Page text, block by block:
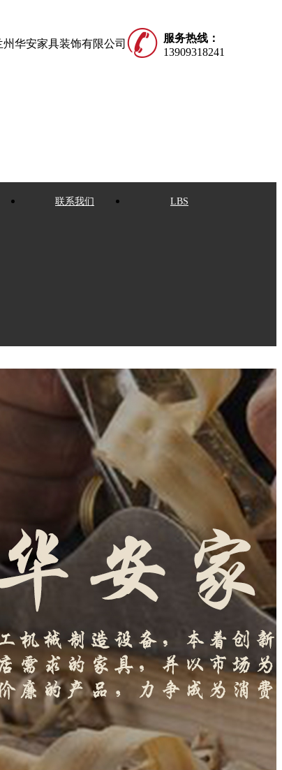
州华安家具装饰有限公司
服务热线：
13909318241
联系我们 LBS